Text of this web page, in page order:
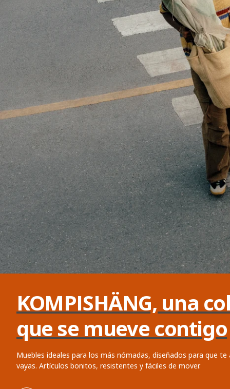
KOMPISHÄNG, una
que se mueve contigo
Muebles ideales para los más nómadas, diseñados para que
vayas. Artículos bonitos, resistentes y fáciles de mover.